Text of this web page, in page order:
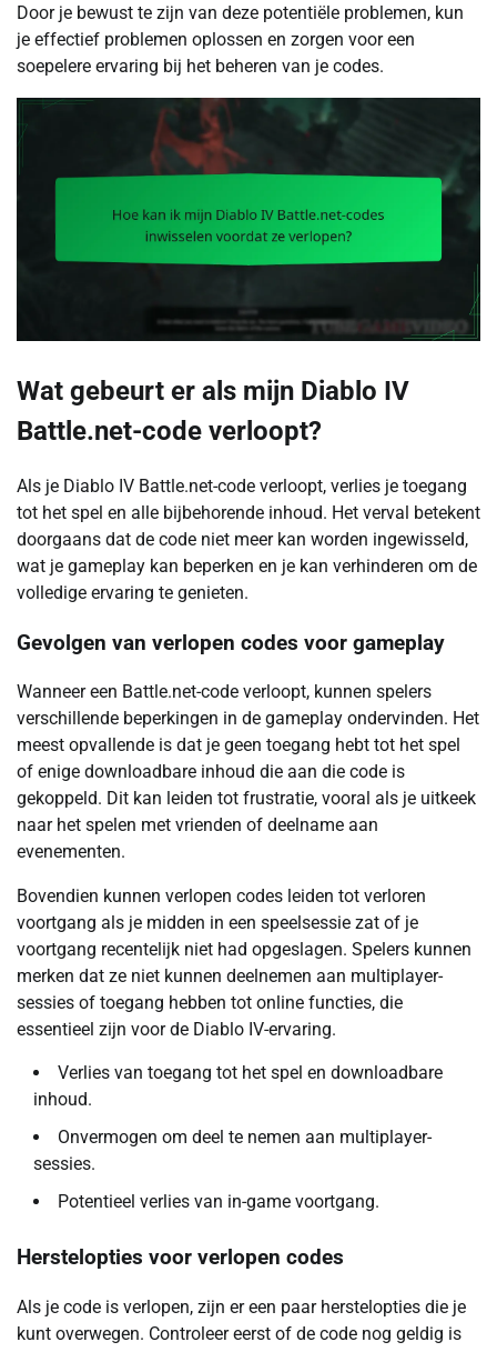
Door je bewust te zijn van deze potentiële problemen, kun
je effectief problemen oplossen en zorgen voor een
soepelere ervaring bij het beheren van je codes.
Wat gebeurt er als mijn Diablo IV
Battle.net-code verloopt?
Als je Diablo IV Battle.net-code verloopt, verlies je toegang
tot het spel en alle bijbehorende inhoud. Het verval betekent
doorgaans dat de code niet meer kan worden ingewisseld,
wat je gameplay kan beperken en je kan verhinderen om de
volledige ervaring te genieten.
Gevolgen van verlopen codes voor gameplay
Wanneer een Battle.net-code verloopt, kunnen spelers
verschillende beperkingen in de gameplay ondervinden. Het
meest opvallende is dat je geen toegang hebt tot het spel
of enige downloadbare inhoud die aan die code is
gekoppeld. Dit kan leiden tot frustratie, vooral als je uitkeek
naar het spelen met vrienden of deelname aan
evenementen.
Bovendien kunnen verlopen codes leiden tot verloren
voortgang als je midden in een speelsessie zat of je
voortgang recentelijk niet had opgeslagen. Spelers kunnen
merken dat ze niet kunnen deelnemen aan multiplayer-
sessies of toegang hebben tot online functies, die
essentieel zijn voor de Diablo IV-ervaring.
Verlies van toegang tot het spel en downloadbare
inhoud.
Onvermogen om deel te nemen aan multiplayer-
sessies.
Potentieel verlies van in-game voortgang.
Herstelopties voor verlopen codes
Als je code is verlopen, zijn er een paar herstelopties die je
kunt overwegen. Controleer eerst of de code nog geldig is